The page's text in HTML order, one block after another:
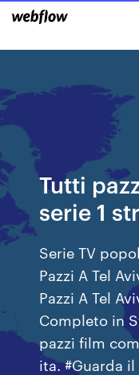
Tutti
serie 1
Serie TV
Pazzi A Tel
Pazzi A Tel
Completo in
pazzi film
ita. #Guarda